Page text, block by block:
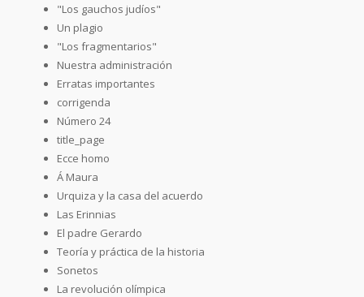
"Los gauchos judíos"
Un plagio
"Los fragmentarios"
Nuestra administración
Erratas importantes
corrigenda
Número 24
title_page
Ecce homo
Á Maura
Urquiza y la casa del acuerdo
Las Erinnias
El padre Gerardo
Teoría y práctica de la historia
Sonetos
La revolución olímpica